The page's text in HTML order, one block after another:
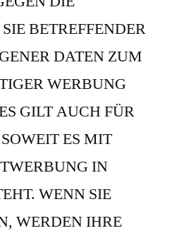
BETREFFENDER
DATEN ZUM
WERBUNG
GILT AUCH FÜR
ES MIT
IN
WENN SIE
WERDEN IHRE